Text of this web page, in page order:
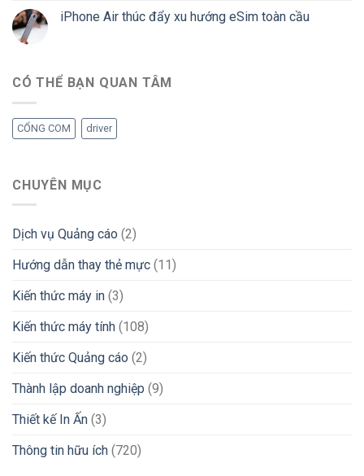
iPhone Air thúc đẩy xu hướng eSim toàn cầu
CÓ THỂ BẠN QUAN TÂM
CỔNG COM driver
CHUYÊN MỤC
Dịch vụ Quảng cáo (2)
Hướng dẫn thay thẻ mực (11)
Kiến thức máy in (3)
Kiến thức máy tính (108)
Kiến thức Quảng cáo (2)
Thành lập doanh nghiệp (9)
Thiết kế In Ấn (3)
Thông tin hữu ích (720)